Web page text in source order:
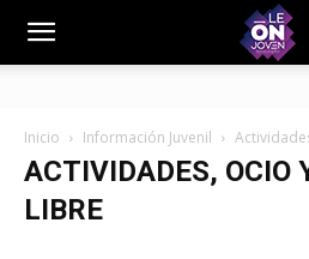
Inicio Información Juvenil
ACTIVIDADES, OCIO
LIBRE